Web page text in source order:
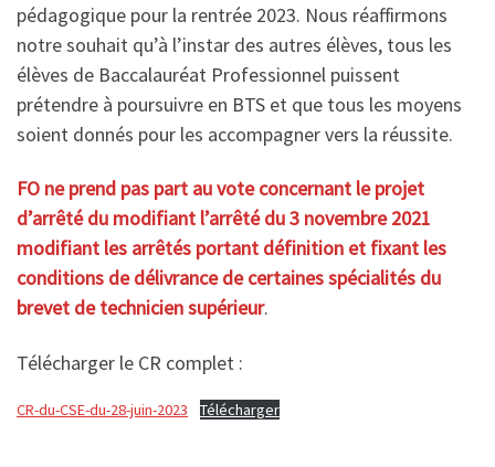
pédagogique pour la rentrée 2023. Nous réaffirmons
notre souhait qu’à l’instar des autres élèves, tous les
élèves de Baccalauréat Professionnel puissent
prétendre à poursuivre en BTS et que tous les moyens
soient donnés pour les accompagner vers la réussite.
FO ne prend pas part au vote concernant le projet
d’arrêté du modifiant l’arrêté du 3 novembre 2021
modifiant les arrêtés portant définition et fixant les
conditions de délivrance de certaines spécialités du
brevet de technicien supérieur.
Télécharger le CR complet :
CR-du-CSE-du-28-juin-2023 Télécharger